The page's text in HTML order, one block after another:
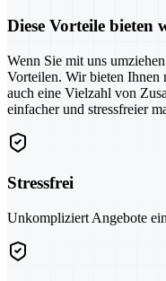
Diese Vorteile bieten
Wenn Sie mit uns
Vorteilen. Wir bieten Ihnen
auch eine Vielzahl von
einfacher und stressfreier
Stressfrei
Unkompliziert Angebote